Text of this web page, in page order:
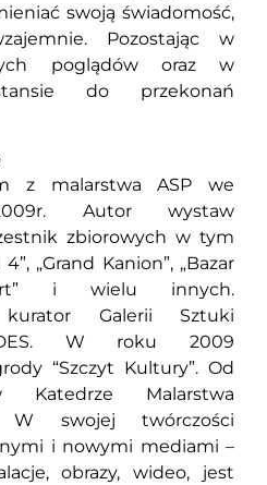
swoją świadomość,
Pozostając w
poglądów oraz w
do przekonań
z malarstwa ASP we
Autor wystaw
zbiorowych w tym
„Grand Kanion”, „Bazar
i wielu innych.
kurator Galerii Sztuki
W roku 2009
“Szczyt Kultury”. Od
Malarstwa
W swojej twórczości
i nowymi mediami –
obrazy, wideo, jest